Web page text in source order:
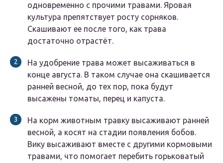
одновременно с прочими травами. Яровая
культура препятствует росту сорняков.
Скашивают ее после того, как трава
достаточно отрастёт.
На удобрение трава может высаживаться в
конце августа. В таком случае она скашивается
ранней весной, до тех пор, пока будут
высажены томаты, перец и капуста.
На корм животным травку высаживают ранней
весной, а косят на стадии появления бобов.
Вику высаживают вместе с другими кормовыми
травами, что помогает перебить горьковатый